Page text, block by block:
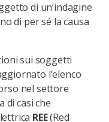
di un’indagine
di per sé la causa
sui soggetti
l’elenco
nel settore
di casi che
REE(Red